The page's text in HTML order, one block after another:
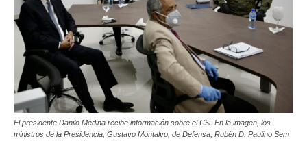
El presidente Danilo Medina recibe información sobre el C5i. En la imagen, los
ministros de la Presidencia, Gustavo Montalvo; de Defensa, Rubén D. Paulino Sem